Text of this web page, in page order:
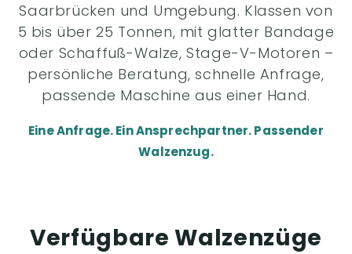
Saarbrücken und Umgebung. Klassen von
5 bis über 25 Tonnen, mit glatter Bandage
oder Schaffuß-Walze, Stage-V-Motoren –
persönliche Beratung, schnelle Anfrage,
passende Maschine aus einer Hand.
Eine Anfrage. Ein Ansprechpartner. Passender
Walzenzug.
Verfügbare Walzenzüge